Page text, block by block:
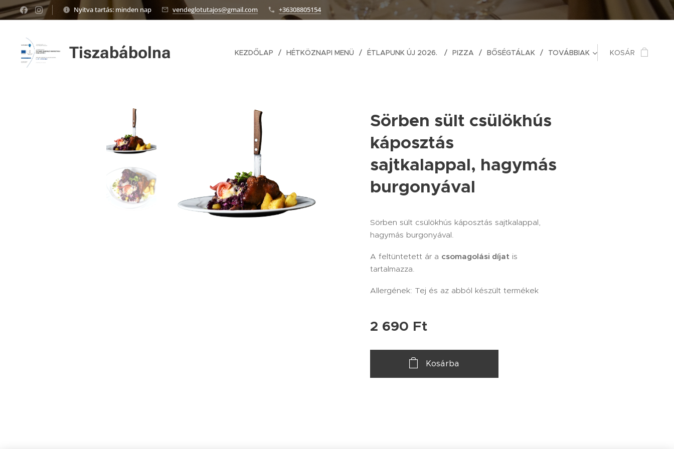
Nyitva tartás: minden nap vendeglotutajos@gmail.com +36308805154
Tiszabábolna KEZDŐLAP HÉTKÖZNAPI MENÜ ÉTLAPUNK ÚJ 2026. PIZZA BŐSÉGTÁLAK TOVÁBBIAK KOSÁR
Sörben sült csülökhús
káposztás
sajtkalappal, hagymás
burgonyával
Sörben sült csülökhús káposztás sajtkalappal,
hagymás burgonyával.
A feltüntetett ár a csomagolási díjat is
tartalmazza.
Allergének: Tej és az abból készült termékek
2 690 Ft
Kosárba